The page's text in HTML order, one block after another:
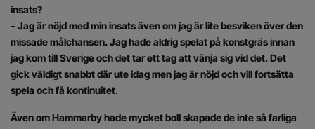
insats?
– Jag är nöjd med min insats även om jag är lite besviken över den
missade målchansen. Jag hade aldrig spelat på konstgräs innan
jag kom till Sverige och det tar ett tag att vänja sig vid det. Det
gick väldigt snabbt där ute idag men jag är nöjd och vill fortsätta
spela och få kontinuitet.
Även om Hammarby hade mycket boll skapade de inte så farliga